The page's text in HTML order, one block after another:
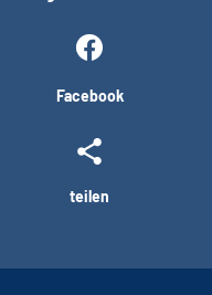
Facebook
teilen